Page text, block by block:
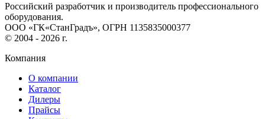
Российский разработчик и производитель профессионального
оборудования.
ООО «ГК«СтанГрадъ», ОГРН 1135835000377
© 2004 - 2026 г.
Компания
О компании
Каталог
Дилеры
Прайсы